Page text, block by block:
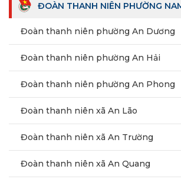
ĐOÀN THANH NIÊN PHƯỜNG
Đoàn thanh niên phường An Dương
Đoàn thanh niên phường An Hải
Đoàn thanh niên phường An Phong
Đoàn thanh niên xã An Lão
Đoàn thanh niên xã An Trường
Đoàn thanh niên xã An Quang